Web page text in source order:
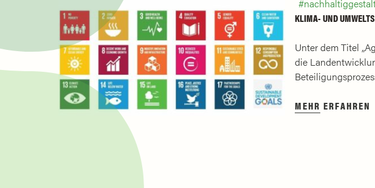
KLIMA- UND
Unter dem Titel
die
MEHR ERFAHREN